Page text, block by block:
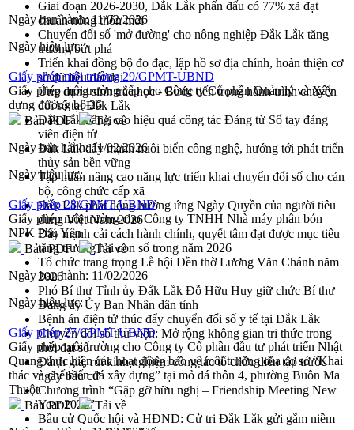
Giai đoạn 2026-2030, Đắk Lắk phấn đấu có 77% xã đạt
chuẩn nông thôn mới
Chuyển đổi số 'mở đường' cho nông nghiệp Đắk Lắk tăng
trưởng bứt phá
Triển khai đồng bộ đo đạc, lập hồ sơ địa chính, hoàn thiện cơ
sở dữ liệu đất đai
Ứng dụng sinh trắc học - Bước tiến trong hành trình chuyển
đổi số tại Đắk Lắk
Đắk Lắk nâng cao hiệu quả công tác Đảng từ Sổ tay đảng
viên điện tử
Đắk Lắk đẩy mạnh nuôi biển công nghệ, hướng tới phát triển
thủy sản bền vững
Tập huấn nâng cao năng lực triển khai chuyển đổi số cho cán
bộ, công chức cấp xã
Đắk Lắk phát động hưởng ứng Ngày Quyền của người tiêu
dùng Việt Nam 2026
Đẩy mạnh cải cách hành chính, quyết tâm đạt được mục tiêu
tăng trưởng hai con số trong năm 2026
Tổ chức trang trọng Lễ hội Đền thờ Lương Văn Chánh năm
2026
Phó Bí thư Tỉnh ủy Đắk Lắk Đỗ Hữu Huy giữ chức Bí thư
Đảng ủy Ủy Ban Nhân dân tỉnh
Bệnh án điện tử thúc đẩy chuyển đổi số y tế tại Đắk Lắk
Chuyển đổi số thư viện: Mở rộng không gian tri thức trong
thời đại số
Đánh giá, rút kinh nghiệm công tác tổ chức diễn tập trước
ngày bầu cử
Chương trình “Gặp gỡ hữu nghị – Friendship Meeting New
Year 2026”
Bầu cử Quốc hội và HĐND: Cử tri Đắk Lắk gửi gắm niềm
Ngày ban hành:11/02/2026
Ngày hiệu lực:
Giấy phép môi trường 29/GPMT-UBND
Giấy phép môi trường cấp cho Công ty Cổ phần Quản lý và Xây
dựng đường bộ 26
Bản PDF
Tải về
Ngày ban hành:11/02/2026
Ngày hiệu lực:
Giấy phép 28/GPMT-UBND
Giấy phép môi trường cho Công ty TNHH Nhà máy phân bón
NPK Phú Yên
Bản PDF
Tải về
Ngày ban hành: 11/02/2026
Ngày hiệu lực:
Giấy phép 27/GPMT-UBND
Giấy phép môi trường cho Công ty Cổ phần đầu tư phát triển Nhật
Quang thực hiện các hoạt động bảo vệ môi trường của cơ sở “Khai
thác và chế biến đá xây dựng” tại mỏ đá thôn 4, phường Buôn Ma
Thuột
Bản PDF
Tải về